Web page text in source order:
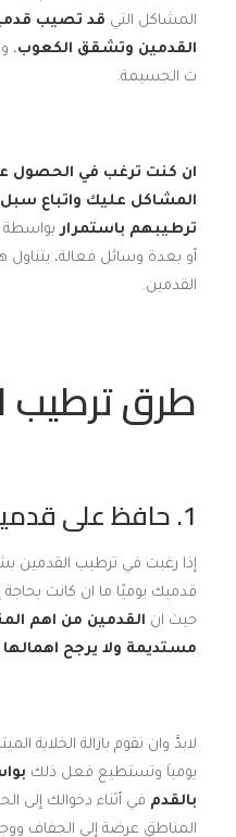
المشاكل التي قد تصيب
القدمين وتشقق الكعوب،
ت الجسيمة.
ان كنت ترغب في الحصول
المشاكل عليك واتباع سبل
ترطيبهم باستمرار بواسطة
أو بعدة وسائل فعالة،
القدمين.
طرق ترطيب
1. حافظ على
إذا رغبت في ترطيب
قدميك يوميًا ما ان كانت بحاجة
حيث ان القدمين من اهم
مستديمة ولا يرجح اهمالها
لابدَّ وان تقوم بازالة الخلاية
يومياَ وتستطيع فعل ذلك
بالقدم في أثناء دخوالك إلى
المناطق عرضة إلى الجفاف ووجود